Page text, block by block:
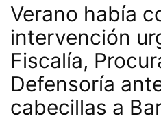
Verano había
intervención
Fiscalía,
Defensoría
cabecillas a